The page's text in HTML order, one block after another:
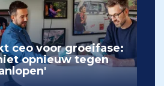
ceo voor groeifase:
opnieuw tegen